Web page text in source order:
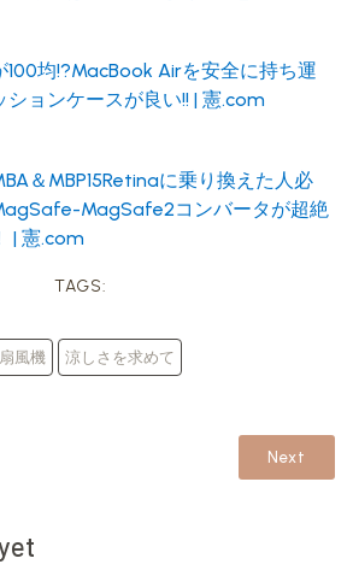
100均!?MacBook Airを安全に持ち運
ションケースが良い!! | 憲.com
＆MBP15Retinaに乗り換えた人必
MagSafe2コンバータが超絶
| 憲.com
TAGS:
扇風機 涼しさを求めて
Next